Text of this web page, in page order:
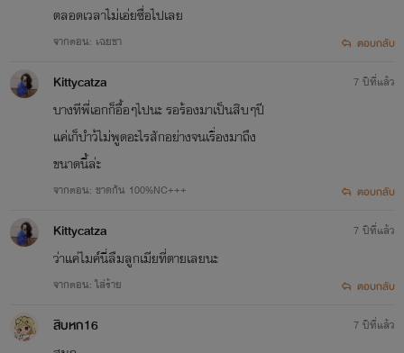
ขอบคุณทุกกำลังใจและแรงสนับสนุน Vivienne ขอสัญญาว่าจะ
พัฒนางานเขียนองตัวเองให้ดีขึ้นเรื่อยๆ
ตลอดเวลาไม่เอ่ยซื่อไปเลย
จากตอน: เฉยชา ตอบกลับ
Kittycatza
บางทีพี่เอกก็อื้อๆไปนะ รอร้องมาเป็นสิบๆปี
แค่เก็บำว้ไม่พูดอะไรสักอย่างจนเรื่องมาถึง
ขนาดนี้ล่ะ
จากตอน: ขาดกัน 100%NC+++
7 ปีที่แล้ว
ตอบกลับ
Kittycatza
ว่าแค่ไมค์นี่ลืมลูกเมียที่ตายเลยนะ
จากตอน: ใส่ร้าย
7 ปีที่แล้ว
ตอบกลับ
สิบหก16 7 ปีที่แล้ว